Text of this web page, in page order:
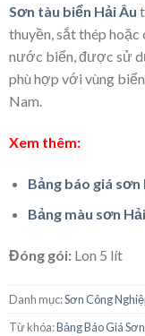
Sơn tàu biển Hải Âu
thuyền, sắt thép
nước biển, được sử
phù hợp với vùng
Nam.
Xem thêm:
Bảng báo giá sơn
Bảng màu sơn
Đóng gói:Lon 5 lít
Danh mục:Sơn Công
Từ khóa:Bảng Báo Giá